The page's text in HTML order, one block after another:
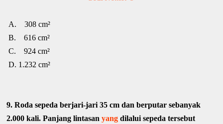
A. 308 cm²
B. 616 cm²
C. 924 cm²
D. 1.232 cm²
9. Roda sepeda berjari-jari 35 cm dan berputar sebanyak
2.000 kali. Panjang lintasanyang dilalui sepeda tersebut